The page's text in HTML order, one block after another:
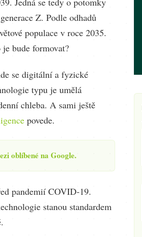
Z. Podle odhadů
populace v roce 2035.
bude formovat?
se digitální a fyzické
typu je umělá
chleba. A sami ještě
povede.
oblíbené na Google.
pandemií COVID-19.
stanou standardem